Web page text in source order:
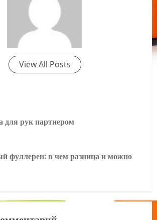
View All Posts
для рук партнером
фуллерен: в чем разница и можно